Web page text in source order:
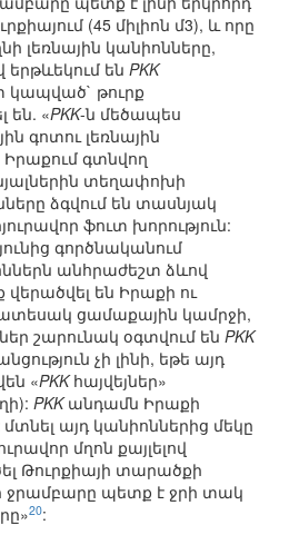
(45 միլիոն մ3), և որը
լեռնային կանիոնները,
են PKK
կապված` թուրք
են. «PKK-ն մեծապես
գոտու լեռնային
գտնվող
տեղափոխի
ձգվում են տասնյակ
ֆուտ խորություն:
գործնականում
անհրաժեշտ ձևով
վերածվել են Իրաքի ու
ցամաքային կամրջի,
շարունակ օգտվում են PKK
չի լինի, եթե այդ
«PKKհայվեյներ»
PKKանդամն Իրաքի
այդ կանիոններից մեկը
մղոն քայլելով
Թուրքիայի տարածքի
ջրամբարը պետք է ջրի տակ
20: